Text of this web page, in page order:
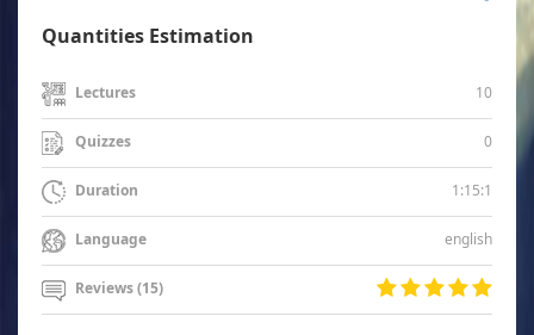
Quantities Estimation
Lectures 10
Quizzes 0
Duration 1:15:1
Language english
Reviews (15)